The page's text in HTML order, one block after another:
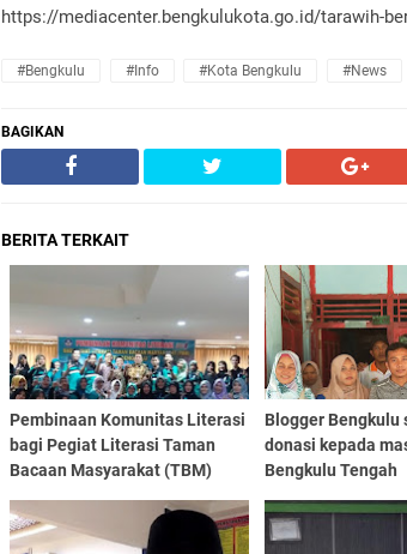
https://mediacenter.bengkulukota.go.id/tarawih-
#bengkulu #Info #Kota Bengkulu #News
BAGIKAN
BERITA TERKAIT
Pembinaan Komunitas Literasi
bagi Pegiat Literasi Taman
Bacaan Masyarakat (TBM)
Blogger Bengkulu
donasi kepada
Bengkulu Tengah